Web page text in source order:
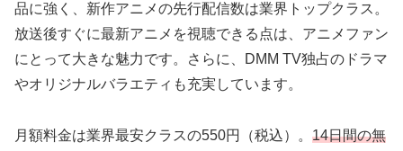
品に強く、新作アニメの先行配信数は業界トップクラス。
放送後すぐに最新アニメを視聴できる点は、アニメファン
にとって大きな魅力です。さらに、DMM TV独占のドラマ
やオリジナルバラエティも充実しています。
月額料金は業界最安クラスの550円（税込）。 14日間の無